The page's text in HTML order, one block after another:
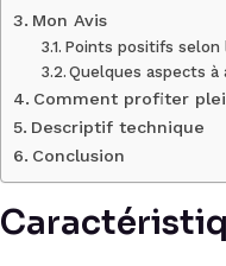
Mon Avis
Points positifs selon
Quelques aspects à
Comment profiter
Descriptif technique
Conclusion